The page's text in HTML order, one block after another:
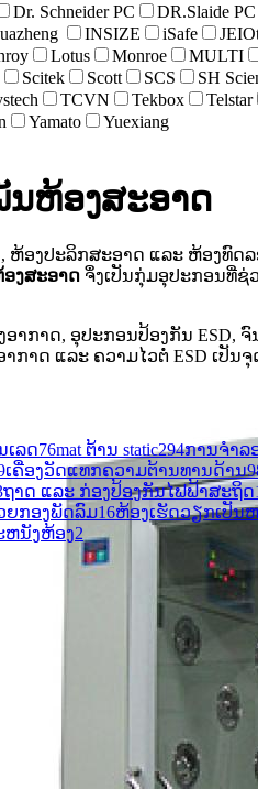
Dr. Schneider PC DR.Slaide PC
INSIZE iSafe
Lotus Monroe MULTI
Scitek Scott SCS SH
TCVN Tekbox Telstar
Yamato Yuexiang
ນຫ້ອງສະອາດ
ອງປະລິກສະອາດ ແລະ ຫ້ອງທົ
ອງສະອາດ ຈຶ່ງເປັນກຸ່ມອຸປະກອນທີ່
ກາດ, ອຸປະກອນປ້ອງກັນ ESD,
າດ ແລະ ຄວາມໄວຕໍ່ ESD ເປັນ
ເລດ76mat ຕ້ານ static294ການຈຳລ
ເຄື່ອງວັດແທກຄວາມຕ້ານທານດ້ານ
ຖາດ ແລະ ກ່ອງປ້ອງກັນໄຟຟ້າສະຖິດ
ກອງພັດລົມ16ຫ້ອງເຮັດວຽກເປັນ
ຫນັງຫ້ອງ2